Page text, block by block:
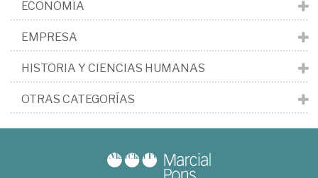
ECONOMÍA
EMPRESA
HISTORIA Y CIENCIAS HUMANAS
OTRAS CATEGORÍAS